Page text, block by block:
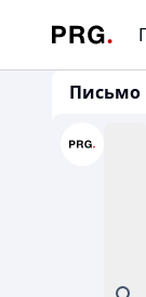
Письмо